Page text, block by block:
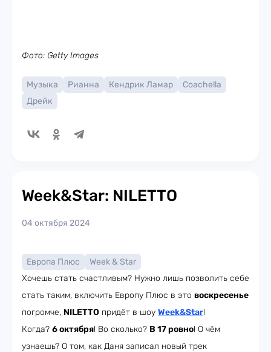
Фото: Getty Images
Музыка Рианна Кендрик Ламар
Coachella
Дрейк
Week&Star: NILETTO
04 октября 2024
Европа Плюс
Week & Star
Хочешь стать счастливым? Нужно лишь позволить себе
стать таким, включить Европу Плюс в это воскресенье
погромче, NILETTO придёт в шоу Week&Star!
Когда? 6 октября! Во сколько? В 17 ровно! О чём
узнаешь? О том, как Даня записал новый трек